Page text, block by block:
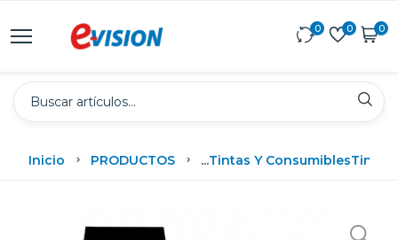
0 0 0
Inicio PRODUCTOS ...Tintas Y ConsumiblesTintas